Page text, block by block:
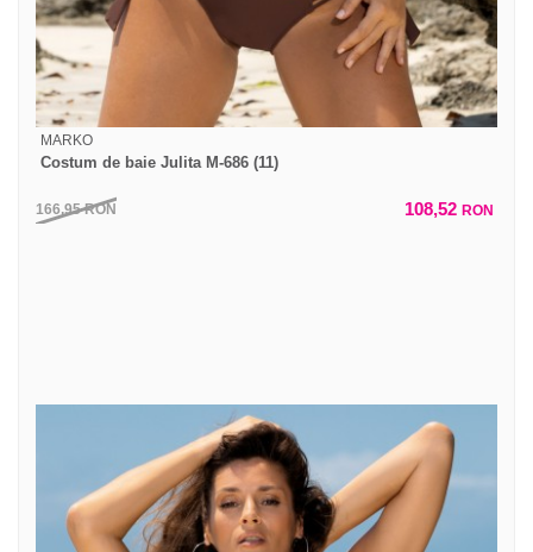
MARKO
Costum de baie Julita M-686 (11)
166,95RON 108,52 RON